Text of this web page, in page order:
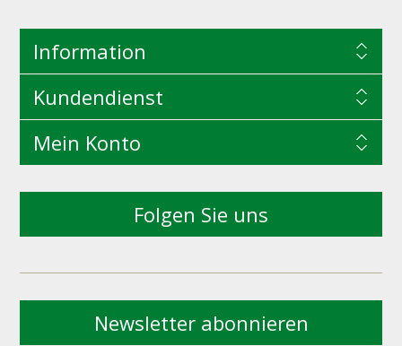
Information
Kundendienst
Mein Konto
Folgen Sie uns
Newsletter abonnieren